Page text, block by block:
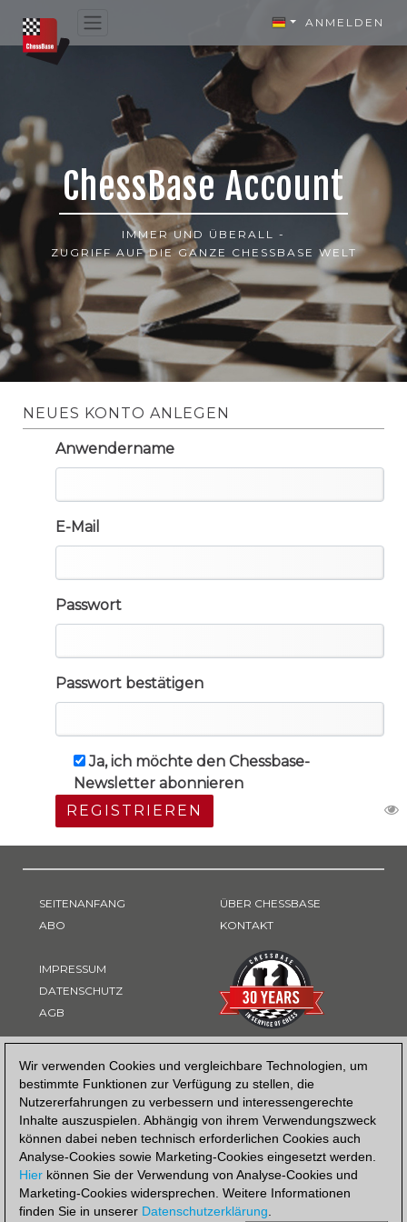
Wir verwenden Cookies und vergleichbare Technologien, um
bestimmte Funktionen zur Verfügung zu stellen, die
Nutzererfahrungen zu verbessern und interessengerechte
Inhalte auszuspielen. Abhängig von ihrem Verwendungszweck
können dabei neben technisch erforderlichen Cookies auch
Analyse-Cookies sowie Marketing-Cookies eingesetzt werden.
Hier können Sie der Verwendung von Analyse-Cookies und
Marketing-Cookies widersprechen. Weitere Informationen
finden Sie in unserer Datenschutzerklärung.
ANMELDEN
ChessBase Account
IMMER UND ÜBERALL -
ZUGRIFF AUF DIE GANZE CHESSBASE WELT
NEUES KONTO ANLEGEN
Anwendername
E-Mail
Passwort
Passwort bestätigen
Ja, ich möchte den Chessbase-
Newsletter abonnieren
REGISTRIEREN
SEITENANFANG
ABO
IMPRESSUM
DATENSCHUTZ
AGB
ÜBER CHESSBASE
KONTAKT
ZAHLUNGSART